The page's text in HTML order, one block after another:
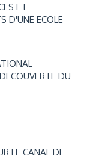
ET
D'UNE ECOLE
DU
LE CANAL DE